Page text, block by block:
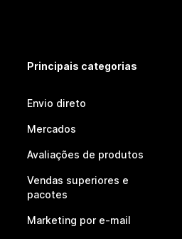
Principais categorias
Envio direto
Mercados
Avaliações de produtos
Vendas superiores e
pacotes
Marketing por e-mail